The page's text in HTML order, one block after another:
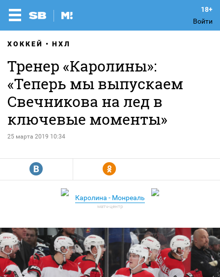
Войти
ХОККЕЙ НХЛ
Тренер «Каролины»:
«Теперь мы выпускаем
Свечникова на лед в
ключевые моменты»
25 марта 2019 10:34
R Y
Каролина - Монреаль